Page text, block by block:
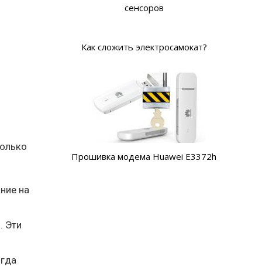
на
Эти
сенсоров
Как сложить электросамокат?
Прошивка модема Huawei E3372h